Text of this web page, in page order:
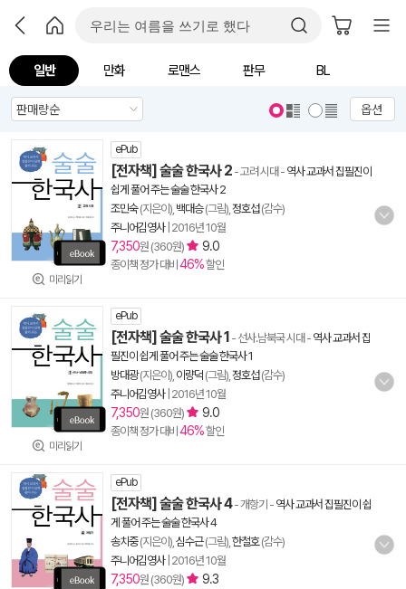
일반 만화 로맨스 판무 BL
옵션
미리읽기
ePub
[전자책] 술술 한국사 2 - 고려 시대 - 역사 교과서 집필진이
쉽게 풀어 주는 술술 한국사 2
조민숙(지은이), 백대승(그림), 정호섭(감수)
주니어김영사| 2016년 10월
7,350원 (360원) 9.0
종이책 정가 대비 46%할인
미리읽기
ePub
[전자책] 술술 한국사 1 - 선사.남북국 시대 - 역사 교과서 집
필진이 쉽게 풀어 주는 술술 한국사 1
방대광(지은이), 이량덕 (그림), 정호섭(감수)
주니어김영사| 2016년 10월
7,350원 (360원) 9.0
종이책 정가 대비 46%할인
ePub
[전자책] 술술 한국사 4- 개항기 - 역사 교과서 집필진이 쉽
게 풀어 주는 술술 한국사 4
송치중(지은이), 심수근(그림), 한철호(감수)
주니어김영사| 2016년 10월
7,350원 (360원) 9.3